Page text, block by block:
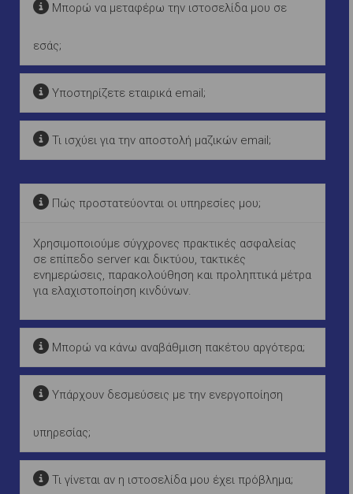
Μπορώ να μεταφέρω την ιστοσελίδα μου σε
εσάς;
Υποστηρίζετε εταιρικά email;
Τι ισχύει για την αποστολή μαζικών email;
Πώς προστατεύονται οι υπηρεσίες μου;
Χρησιμοποιούμε σύγχρονες πρακτικές ασφαλείας
σε επίπεδο server και δικτύου, τακτικές
ενημερώσεις, παρακολούθηση και προληπτικά μέτρα
για ελαχιστοποίηση κινδύνων.
Μπορώ να κάνω αναβάθμιση πακέτου αργότερα;
Υπάρχουν δεσμεύσεις με την ενεργοποίηση
υπηρεσίας;
Τι γίνεται αν η ιστοσελίδα μου έχει πρόβλημα;